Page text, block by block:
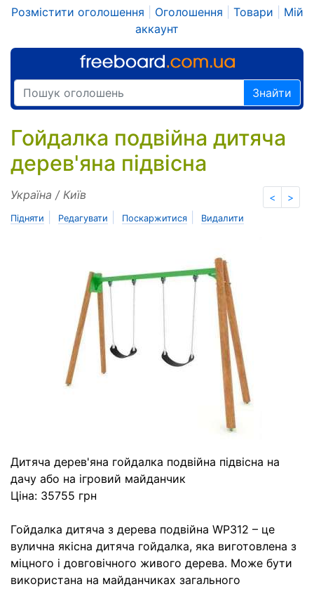
Розмістити оголошення Оголошення Товари
Мій
аккаунт
Знайти
Гойдалка подвійна дитяча
дерев'яна підвісна
< >
Україна / Київ
Підняти Редагувати Поскаржитися Видалити
Дитяча дерев'яна гойдалка подвійна підвісна на
дачу або на ігровий майданчик
Ціна: 35755 грн
Гойдалка дитяча з дерева подвійна WP312 – це
вулична якісна дитяча гойдалка, яка виготовлена з
міцного і довговічного живого дерева. Може бути
використана на майданчиках загального